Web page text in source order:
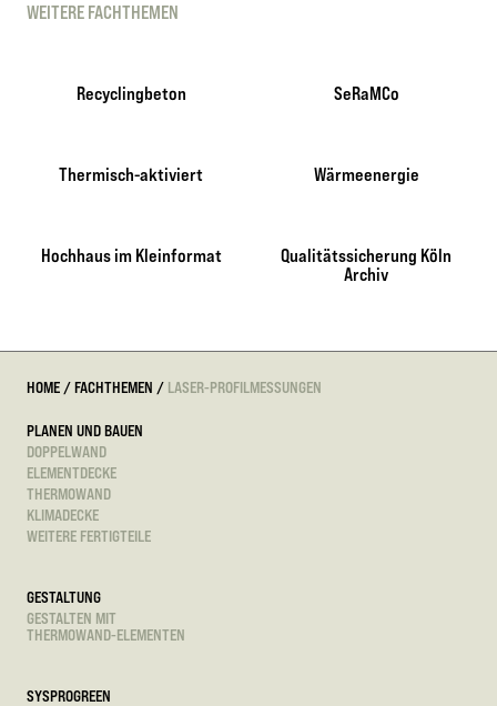
WEITERE FACHTHEMEN
Recyclingbeton SeRaMCo
Thermisch-aktiviert Wärmeenergie
Hochhaus im Kleinformat
Qualitätssicherung Köln
Archiv
HOME /FACHTHEMEN / LASER-PROFILMESSUNGEN
PLANEN UND BAUEN
DOPPELWAND
ELEMENTDECKE
THERMOWAND
KLIMADECKE
WEITERE FERTIGTEILE
GESTALTUNG
GESTALTEN MIT
THERMOWAND-ELEMENTEN
SYSPROGREEN